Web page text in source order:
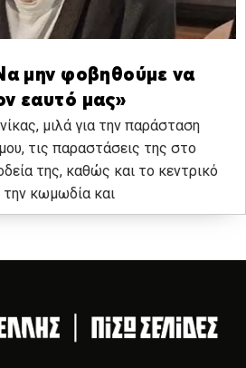
μην φοβηθούμε να
εαυτό μας»
μιλά για την παράσταση
τις παραστάσεις της στο
της, καθώς και το κεντρικό
την κωμωδία και